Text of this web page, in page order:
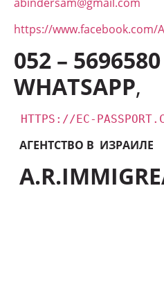
https://www.facebook.com/
052 –
WHATSAPP,
HTTPS://EC-
АГЕНТСТВО В ИЗРАИЛЕ